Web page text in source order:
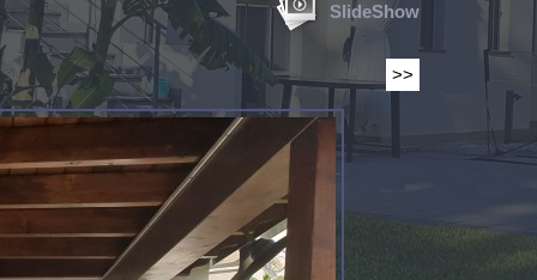
SlideShow
>>